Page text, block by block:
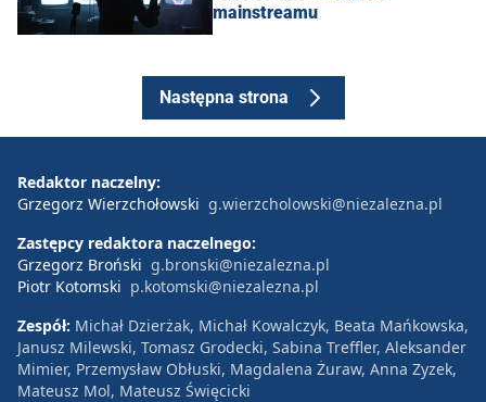
mainstreamu
Następna strona
Redaktor naczelny:
Grzegorz Wierzchołowski g.wierzcholowski@niezalezna.pl
Zastępcy redaktora naczelnego:
Grzegorz Broński g.bronski@niezalezna.pl
Piotr Kotomski p.kotomski@niezalezna.pl
Zespół: Michał Dzierżak, Michał Kowalczyk, Beata Mańkowska,
Janusz Milewski, Tomasz Grodecki, Sabina Treffler, Aleksander
Mimier, Przemysław Obłuski, Magdalena Żuraw, Anna Zyzek,
Mateusz Mol, Mateusz Święcicki